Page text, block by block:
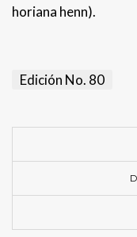
horiana henn).
Edición No. 80